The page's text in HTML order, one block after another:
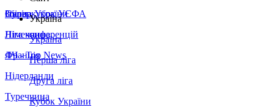
Збірна України
Італія
Німеччина
Франція
Нідерланди
Туреччина
Суперкубок УЄФА
Ліга конференцій
ЛЧ - Top News
Україна
Україна
Перша ліга
Друга ліга
Кубок України